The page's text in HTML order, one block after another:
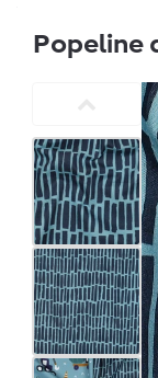
Popeline